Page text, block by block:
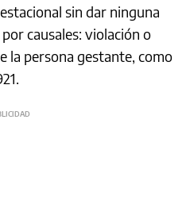
sin dar ninguna
causales: violación o
la persona gestante, como